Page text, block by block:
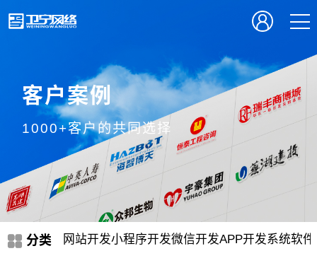
客户案例
1000+客户的共同选择
分类 网站开发小程序开发微信开发APP开发系统软